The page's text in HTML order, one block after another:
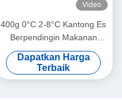
Video
400g 0°C 2-8°C Kantong Es
Berpendingin Makanan
Daging yang Dapat
Digunakan Kembali untuk
Pendingin ASI Medis dan
Dapatkan Harga
Terbaik